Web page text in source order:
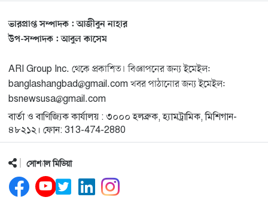
চাপ বাড়াচ্ছে ইরান
ট্রাম্প অর্গানাইজেশনের হিসাব বন্ধের কারণ জানাল ক্যাপিটাল
১৩
মুক্তিযোদ্ধাদের তালিকা তৈরিতে সহযোগিতায় আগ্রহী যুক্তরাষ্ট্র
১৪
নিউইয়র্কে বড়লেখাবাসীর মিলনমেলা বড়লেখা সামাজিক ও
সাংস্কৃতিক সমিতির বার্ষিক বনভোজন
১৫
ওয়াশিংটন ডিসিতে ছাড়া হচ্ছে ৬ লাখ মশা
১৬
ভারপ্রাপ্ত সম্পাদক : আজীবুন নাহার
উপ-সম্পাদক : আবুল কাসেম
ARI Group Inc. থেকে প্রকাশিত। বিজ্ঞাপনের জন্য ইমেইল:
banglashangbad@gmail.com খবর পাঠানোর জন্য ইমেইল:
bsnewsusa@gmail.com
বার্তা ও বাণিজ্যিক কার্যালয় : ৩০০০ হলব্রুক, হ্যামট্রামিক, মিশিগান-
৪৮২১২। ফোন: 313-474-2880
সোশ্যাল মিডিয়া